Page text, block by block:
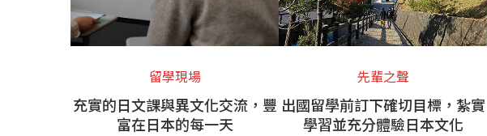
留學現場
充實的日文課與異文化交流，豐
富在日本的每一天
先輩之聲
出國留學前訂下確切目標，紮實
學習並充分體驗日本文化